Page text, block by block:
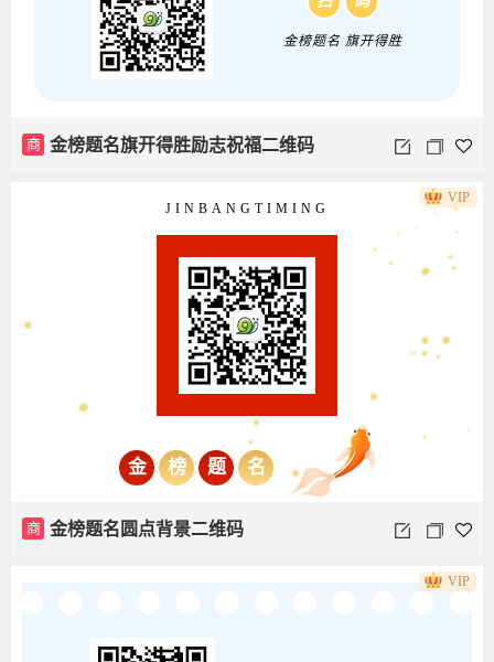
金榜题名 旗开得胜
商 金榜题名旗开得胜励志祝福二维码
JINBANGTIMING
金 榜 题 名
商 金榜题名圆点背景二维码
VIP
VIP